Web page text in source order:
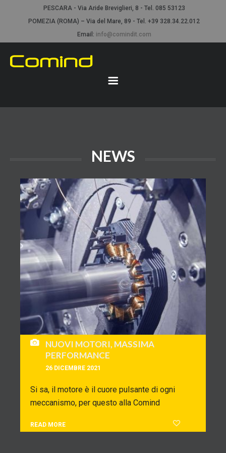
PESCARA - Via Aride Breviglieri, 8 - Tel. 085 53123
POMEZIA (ROMA) – Via del Mare, 89 - Tel. +39 328.34.22.012
Email: info@comindit.com
NEWS
NUOVI MOTORI, MASSIMA
PERFORMANCE
26 DICEMBRE 2021
Si sa, il motore è il cuore pulsante di ogni
meccanismo, per questo alla Comind
READ MORE